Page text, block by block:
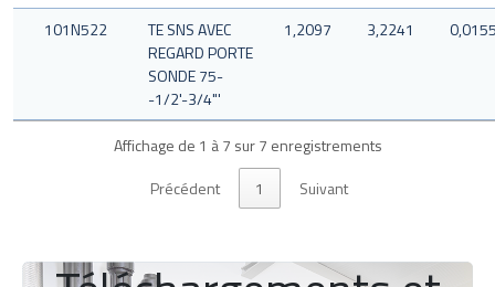
101N522
TE SNS AVEC
REGARD PORTE
SONDE 75-
-1/2'-3/4"'
1,2097 3,2241
Affichage de 1 à 7 sur 7 enregistrements
Précédent
1 Suivant